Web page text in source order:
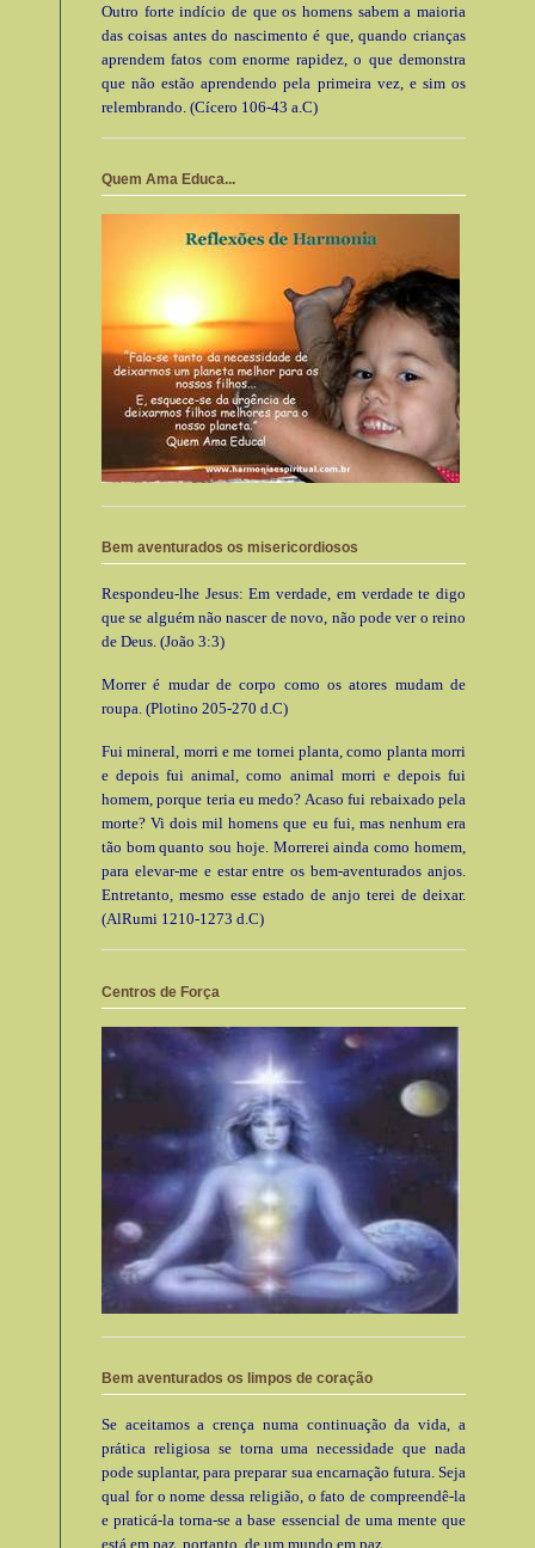
Outro forte indício de que os homens sabem a maioria
das coisas antes do nascimento é que, quando crianças
aprendem fatos com enorme rapidez, o que demonstra
que não estão aprendendo pela primeira vez, e sim os
relembrando. (Cícero 106-43 a.C)
Quem Ama Educa...
Bem aventurados os misericordiosos
Respondeu-lhe Jesus: Em verdade, em verdade te digo
que se alguém não nascer de novo, não pode ver o reino
de Deus. (João 3:3)
Morrer é mudar de corpo como os atores mudam de
roupa. (Plotino 205-270 d.C)
Fui mineral, morri e me tornei planta, como planta morri
e depois fui animal, como animal morri e depois fui
homem, porque teria eu medo? Acaso fui rebaixado pela
morte? Vi dois mil homens que eu fui, mas nenhum era
tão bom quanto sou hoje. Morrerei ainda como homem,
para elevar-me e estar entre os bem-aventurados anjos.
Entretanto, mesmo esse estado de anjo terei de deixar.
(AlRumi 1210-1273 d.C)
Centros de Força
Bem aventurados os limpos de coração
Se aceitamos a crença numa continuação da vida, a
prática religiosa se torna uma necessidade que nada
pode suplantar, para preparar sua encarnação futura. Seja
qual for o nome dessa religião, o fato de compreendê-la
e praticá-la torna-se a base essencial de uma mente que
está em paz, portanto, de um mundo em paz.